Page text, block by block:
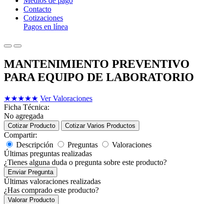
Contacto
Cotizaciones
Pagos en línea
MANTENIMIENTO PREVENTIVO
PARA EQUIPO DE LABORATORIO
★★★★★ Ver Valoraciones
Ficha Técnica:
No agregada
Cotizar Producto Cotizar Varios Productos
Compartir:
Descripción
Preguntas
Valoraciones
Últimas preguntas realizadas
¿Tienes alguna duda o pregunta sobre este producto?
Enviar Pregunta
Últimas valoraciones realizadas
¿Has comprado este producto?
Valorar Producto